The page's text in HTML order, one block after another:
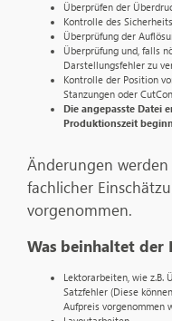
Überprüfen der
Kontrolle des
Überprüfung der
Überprüfung und, falls
Darstellungsfehler zu
Kontrolle der Position
Stanzungen oder
Die angepasste Datei
Produktionszeit
Änderungen
fachlicher
vorgenommen.
Was beinhaltet der
Lektorarbeiten, wie z.B.
Satzfehler (Diese
Aufpreis vorgenommen